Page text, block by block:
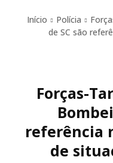
Início Polícia
de SC são
Forças-
referência
de